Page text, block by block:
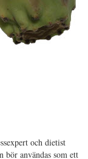
och dietist
bör användas som ett